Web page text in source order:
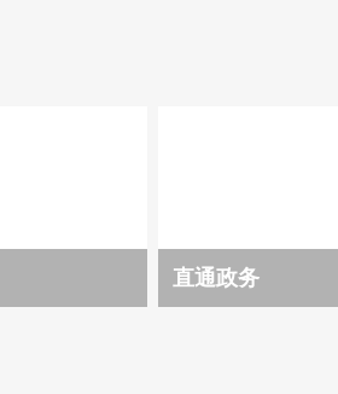
直通政务